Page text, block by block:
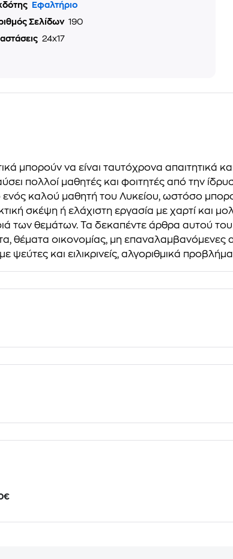
Εφαλτήριο
Σελίδων 190
24x17
μπορούν να είναι ταυτόχρονα απαιτητικά
πολλοί μαθητές και φοιτητές από την
καλού μαθητή του Λυκείου, ωστόσο
σκέψη ή ελάχιστη εργασία με χαρτί και
των θεμάτων. Τα δεκαπέντε άρθρα αυτού του
θέματα οικονομίας, μη
και ειλικρινείς, αλγοριθμικά